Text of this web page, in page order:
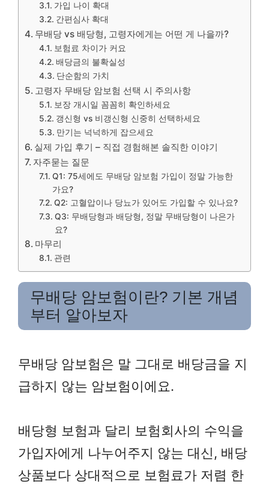
가입 나이 확대
간편심사 확대
무배당 vs 배당형, 고령자에게는 어떤 게 나을까?
보험료 차이가 커요
배당금의 불확실성
단순함의 가치
고령자 무배당 암보험 선택 시 주의사항
보장 개시일 꼼꼼히 확인하세요
갱신형 vs 비갱신형 신중히 선택하세요
만기는 넉넉하게 잡으세요
실제 가입 후기 – 직접 경험해본 솔직한 이야기
자주묻는 질문
Q1: 75세에도 무배당 암보험 가입이 정말 가능한
가요?
Q2: 고혈압이나 당뇨가 있어도 가입할 수 있나요?
Q3: 무배당형과 배당형, 정말 무배당형이 나은가
요?
마무리
관련
무배당 암보험이란? 기본 개념
부터 알아보자
무배당 암보험은 말 그대로 배당금을 지
급하지 않는 암보험이에요.
배당형 보험과 달리 보험회사의 수익을
가입자에게 나누어주지 않는 대신, 배당
상품보다 상대적으로 보험료가 저렴 한